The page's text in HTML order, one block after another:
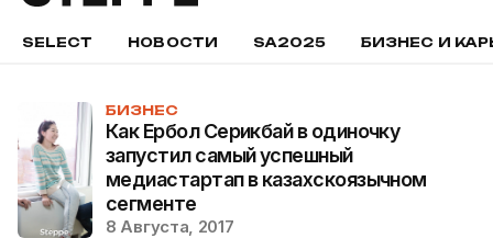
SELECT НОВОСТИ SA2025 БИЗНЕС И
БИЗНЕС
Как Ербол Серикбай в одиночку
запустил самый успешный
медиастартап в казахскоязычном
сегменте
8 Августа, 2017